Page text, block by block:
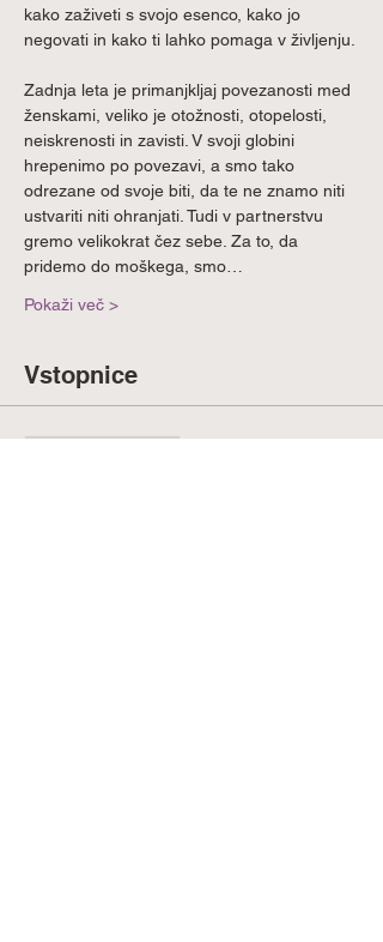
kako zaživeti s svojo esenco, kako jo
negovati in kako ti lahko pomaga v življenju.
Zadnja leta je primanjkljaj povezanosti med
ženskami, veliko je otožnosti, otopelosti,
neiskrenosti in zavisti. V svoji globini
hrepenimo po povezavi, a smo tako
odrezane od svoje biti, da te ne znamo niti
ustvariti niti ohranjati. Tudi v partnerstvu
gremo velikokrat čez sebe. Za to, da
pridemo do moškega, smo…
Pokaži več >
Vstopnice